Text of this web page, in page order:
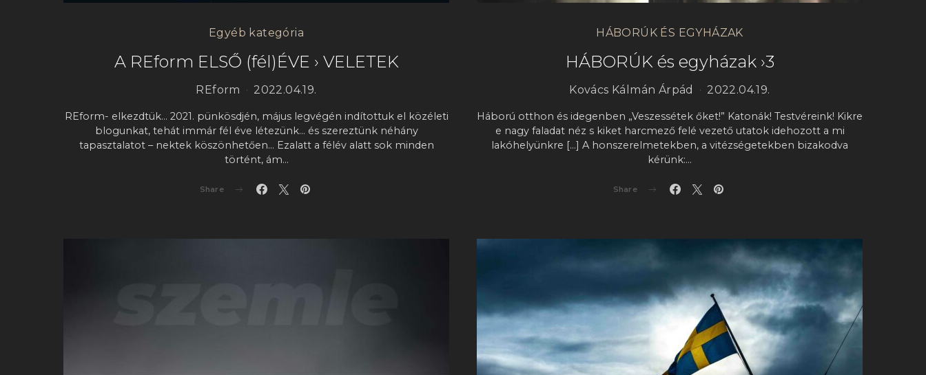
Egyéb kategória
A REform ELSŐ (fél)ÉVE › VELETEK
REform 2022.04.19.
REform- elkezdtük… 2021. pünkösdjén, május legvégén indítottuk el közéleti
blogunkat, tehát immár fél éve létezünk… és szereztünk néhány
tapasztalatot – nektek köszönhetően… Ezalatt a félév alatt sok minden
történt, ám…
Share
HÁBORÚK ÉS EGYHÁZAK
HÁBORÚK és egyházak ›3
Kovács Kálmán Árpád 2022.04.19.
Háború otthon és idegenben „Veszessétek őket!” Katonák! Testvéreink! Kikre
e nagy faladat néz s kiket harcmező felé vezető utatok idehozott a mi
lakóhelyünkre […] A honszerelmetekben, a vitézségetekben bizakodva
kérünk:…
Share